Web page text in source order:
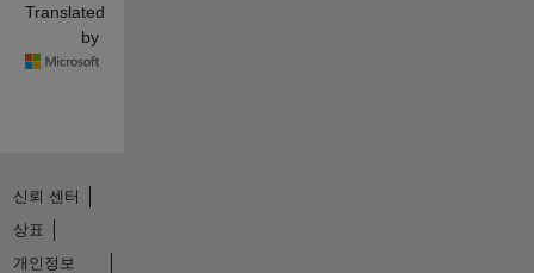
Translated
by
신뢰 센터
상표
개인정보